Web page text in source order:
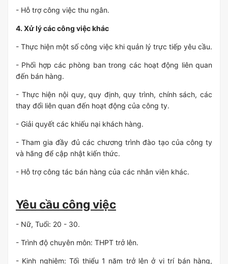
- Hỗ trợ công việc thu ngân.
4. Xử lý các công việc khác
- Thực hiện một số công việc khi quản lý trực tiếp yêu cầu.
- Phối hợp các phòng ban trong các hoạt động liên quan
đến bán hàng.
- Thực hiện nội quy, quy định, quy trình, chính sách, các
thay đổi liên quan đến hoạt động của công ty.
- Giải quyết các khiếu nại khách hàng.
- Tham gia đầy đủ các chương trình đào tạo của công ty
và hãng để cập nhật kiến thức.
- Hỗ trợ công tác bán hàng của các nhân viên khác.
Yêu cầu công việc
- Nữ, Tuổi: 20 - 30.
- Trình độ chuyên môn: THPT trở lên.
- Kinh nghiệm: Tối thiểu 1 năm trở lên ở vị trí bán hàng,